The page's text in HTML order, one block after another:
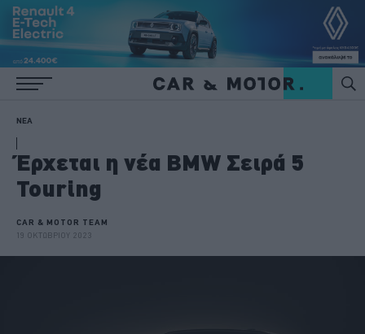
ΝΕΑ
Έρχεται η νέα BMW Σειρά 5
Touring
CAR & MOTOR TEAM
19 ΟΚΤΩΒΡΙΟΥ 2023